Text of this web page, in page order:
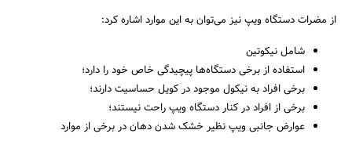
از مضرات دستگاه ویپ نیز می‌توان به این موارد اشاره کرد:
شامل نیکوتین
استفاده از برخی دستگاه‌ها پیچیدگی خاص خود را دارد؛
برخی افراد به نیکول موجود در کویل حساسیت دارند؛
برخی از افراد در کنار دستگاه ویپ راحت نیستند؛
عوارض جانبی ویپ نظیر خشک شدن دهان در برخی از موارد